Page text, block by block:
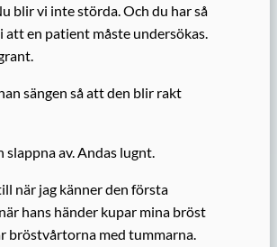
blir vi inte störda. Och du har så
en patient måste undersökas.
sängen så att den blir rakt
slappna av. Andas lugnt.
när jag känner den första
hans händer kupar mina bröst
bröstvårtorna med tummarna.